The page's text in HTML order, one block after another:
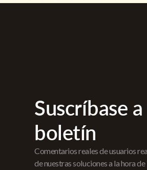
Suscríbase
boletín
Comentarios reales de usuarios
de nuestras soluciones a la hora